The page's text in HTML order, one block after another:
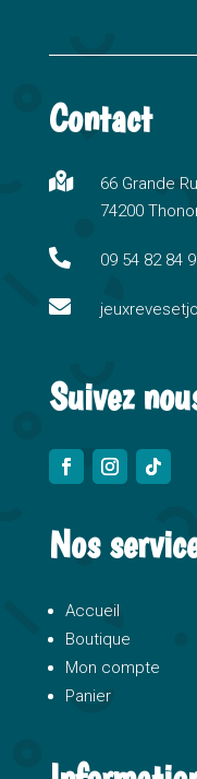
l
e
n
a
i
e
Contact

66 Grande
74200
 09 54 82 84

Suivez
Nos
Accueil
Boutique
Mon compte
Panier